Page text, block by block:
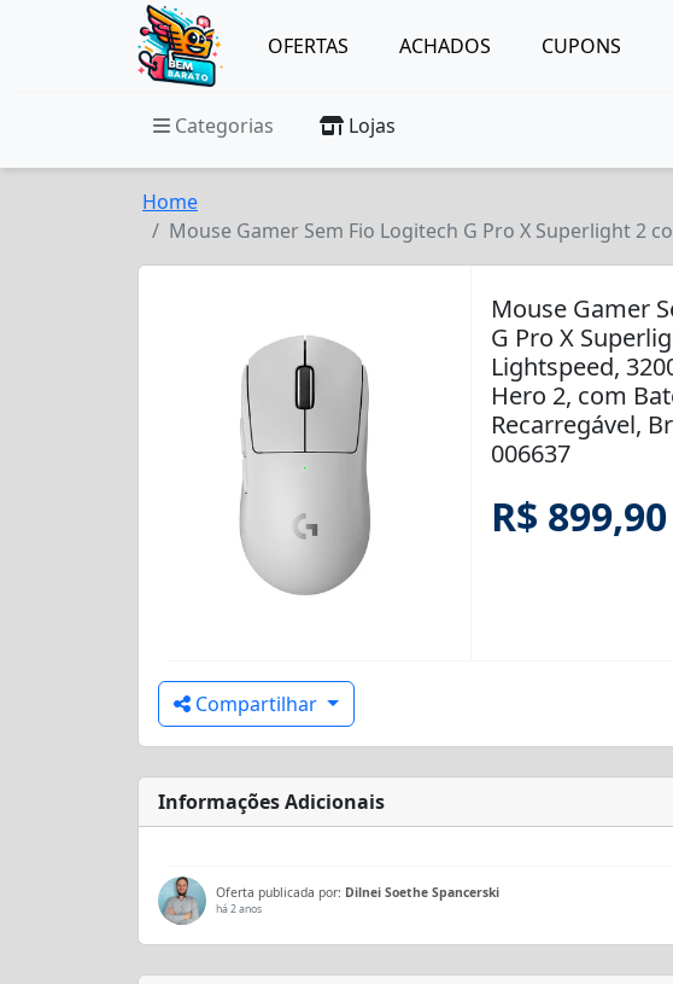
OFERTAS ACHADOS CUPONS
Categorias Lojas
Home
Mouse Gamer Sem Fio Logitech G Pro X Superlight 2
Mouse Gamer
G Pro X
Lightspeed,
Hero 2, com
Recarregável,
006637
R$ 899,90
Compartilhar
Informações Adicionais
Oferta publicada por: Dilnei Soethe Spancerski
há 2 anos